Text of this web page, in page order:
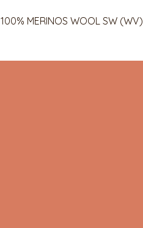
100% MERINOS WOOL SW (WV)